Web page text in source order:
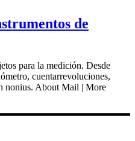
de
para la medición. Desde
cuentarrevoluciones,
nonius. About Mail | More